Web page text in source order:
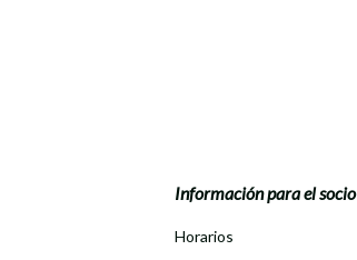
Información para el socio
Horarios